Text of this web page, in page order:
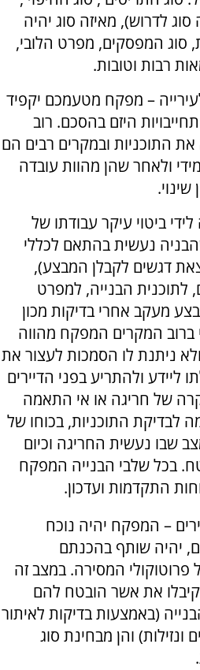
לדרוש), מאיזה סוג יהיה
סוג המפסקים, מפרט הלובי,
רבות וטובות.
– מפקח מטעמכם יקפיד
היזם בהסכם. רוב
את התוכניות ובמקרים רבים הם
ולאחר שהן מהוות עובדה
ביטוי עיקר עבודתו של
נעשית בהתאם לכללי
דגשים לקבלן המבצע),
הבנייה, למפרט
מעקב אחרי בדיקות מכון
ברוב המקרים המפקח מהווה
ניתנת לו הסמכות לעצור את
ליידע ולהתריע בפני הדיירים
של חריגה או אי התאמה
לבדיקת התוכניות, בכוחו של
שבו נעשית החריגה וכיום
בכל שלבי הבנייה המפקח
התקדמות ועדכון.
– המפקח יהיה נוכח
יהיה שותף בהכנתם
המסירה. במצב זה
קיבלו את אשר הובטח להם
(באמצעות בדיקות לאיתור
ונזילות) והן מבחינת סוג